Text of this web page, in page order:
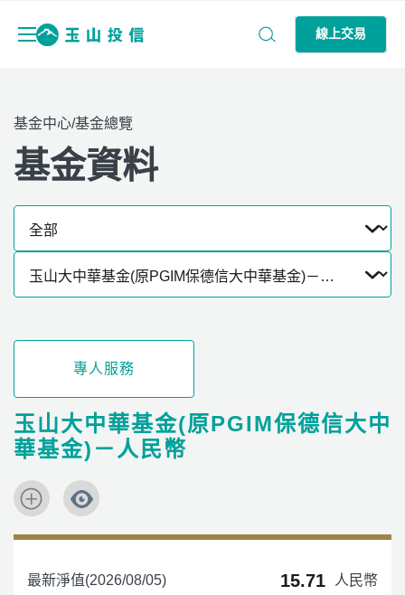
線上交易
基金中心/基金總覽
基金資料
專人服務
玉山大中華基金(原PGIM保德信大中
華基金)－人民幣
最新淨值(2026/08/05) 15.71 人民幣